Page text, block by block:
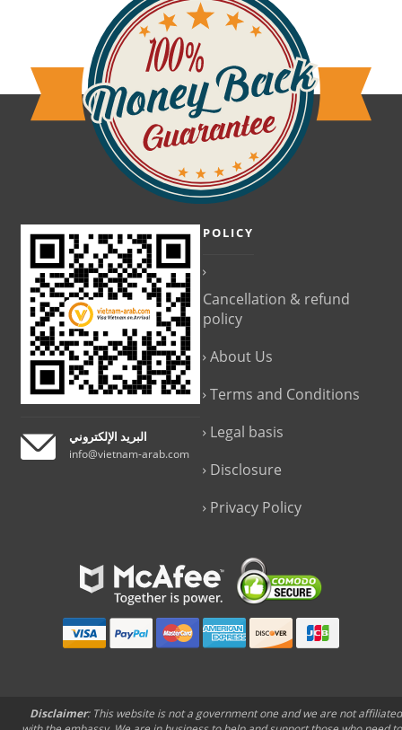
البريد الإلكتروني
info@vietnam-arab.com
POLICY
Cancellation & refund
policy
About Us
Terms and Conditions
Legal basis
Disclosure
Privacy Policy
Disclaimer: This website is not a government one and we are not affiliated